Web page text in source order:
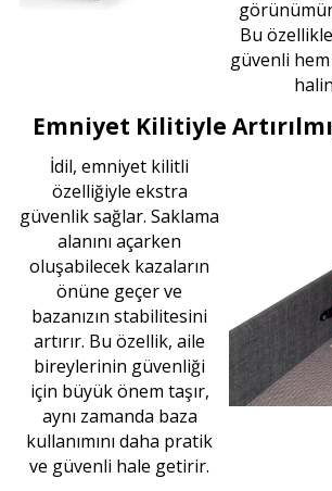
Bu
güvenli
Emniyet Kilitiyle
İdil, emniyet kilitli
özelliğiyle ekstra
güvenlik sağlar. Saklama
alanını açarken
oluşabilecek kazaların
önüne geçer ve
bazanızın stabilitesini
artırır. Bu özellik, aile
bireylerinin güvenliği
için büyük önem taşır,
aynı zamanda baza
kullanımını daha pratik
ve güvenli hale getirir.